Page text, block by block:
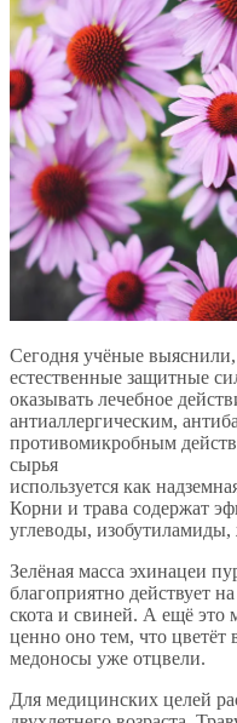
Сегодня учёные
естественные защитные
оказывать лечебное
антиаллергическим,
противомикробным
сырья
используется как
Корни и трава содержат
углеводы,
Зелёная масса эхинацеи
благоприятно действует
скота и свиней. А ещё это
ценно оно тем, что цветёт
медоносы уже отцвели.
Для медицинских целей